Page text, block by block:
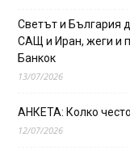
Светът и България
САЩ и Иран, жеги и
Банкок
13/07/2026
АНКЕТА: Колко
12/07/2026